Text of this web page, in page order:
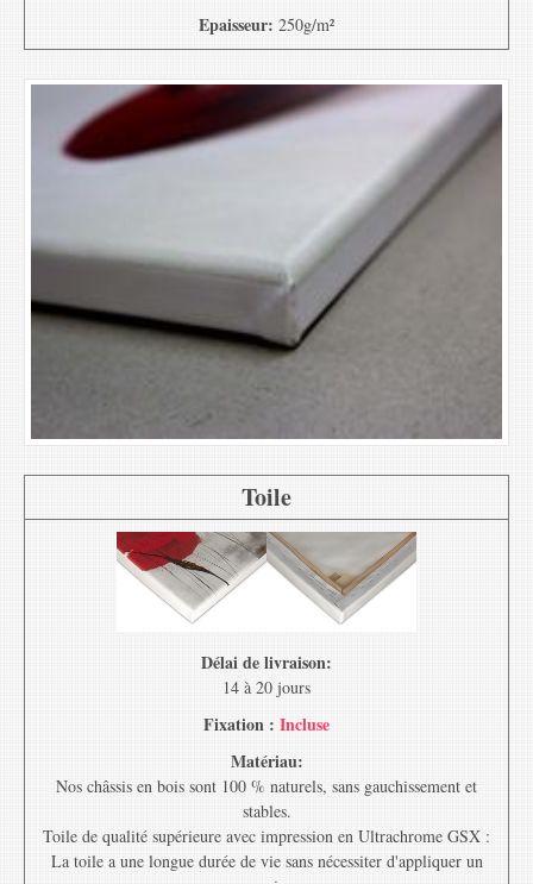
Epaisseur: 250g/m²
Toile
Délai de livraison:
14 à 20 jours
Fixation : Incluse
Matériau:
Nos châssis en bois sont 100 % naturels, sans gauchissement et
stables.
Toile de qualité supérieure avec impression en Ultrachrome GSX :
La toile a une longue durée de vie sans nécessiter d'appliquer un